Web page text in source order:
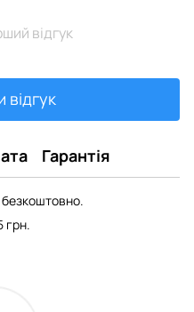
відгук
відгук
Гарантія
грн.